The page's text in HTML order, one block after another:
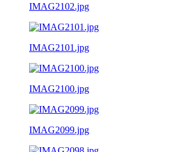
IMAG2102.jpg
IMAG2101.jpg
IMAG2100.jpg
IMAG2099.jpg